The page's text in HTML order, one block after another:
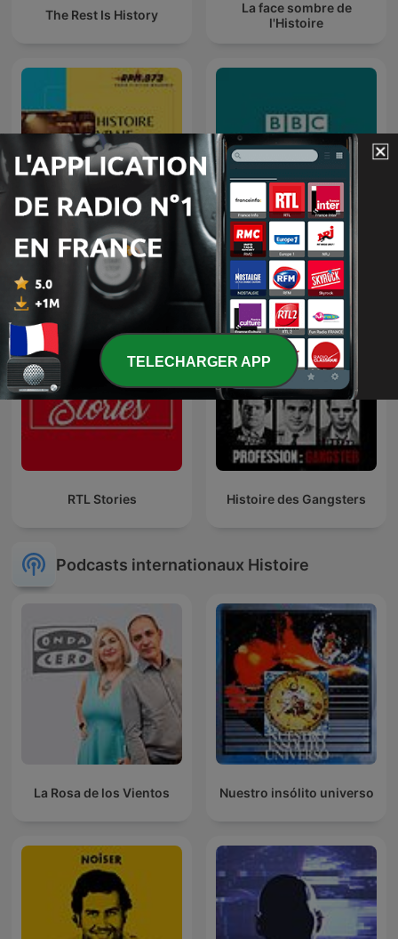
The Rest Is History
La face sombre de
l'Histoire
Histoire Vraie BBC 随身英语
RTL Stories Histoire des Gangsters
Podcasts internationaux Histoire
La Rosa de los Vientos Nuestro insólito universo
TELECHARGER APP